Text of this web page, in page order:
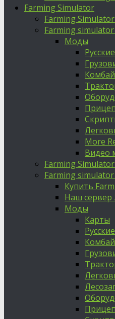
Farming Simulator
Farming Simulator
Farming simulator
Моды
More
Видео
Farming
Farming simulator
Купить
Наш сервер
Моды
Карты